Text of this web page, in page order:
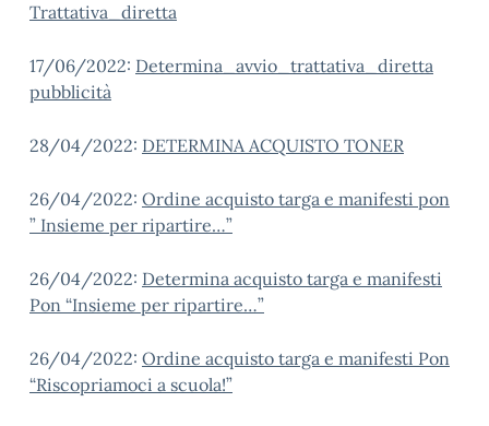
Trattativa_diretta
17/06/2022: Determina_avvio_trattativa_diretta
pubblicità
28/04/2022: DETERMINA ACQUISTO TONER
26/04/2022: Ordine acquisto targa e manifesti pon
” Insieme per ripartire…”
26/04/2022: Determina acquisto targa e manifesti
Pon “Insieme per ripartire…”
26/04/2022: Ordine acquisto targa e manifesti Pon
“Riscopriamoci a scuola!”